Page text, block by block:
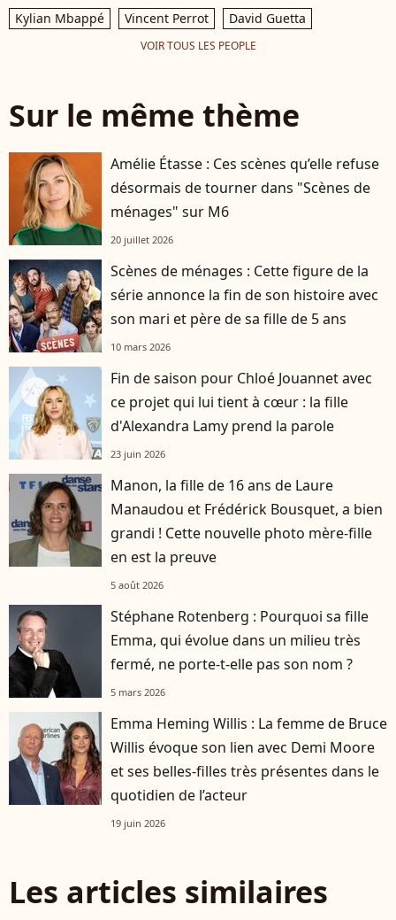
Kylian Mbappé
Vincent Perrot David Guetta
VOIR TOUS LES PEOPLE
Sur le même thème
Amélie Étasse : Ces scènes qu’elle refuse
désormais de tourner dans "Scènes de
ménages" sur M6
20 juillet 2026
Scènes de ménages : Cette figure de la
série annonce la fin de son histoire avec
son mari et père de sa fille de 5 ans
10 mars 2026
Fin de saison pour Chloé Jouannet avec
ce projet qui lui tient à cœur : la fille
d'Alexandra Lamy prend la parole
23 juin 2026
Manon, la fille de 16 ans de Laure
Manaudou et Frédérick Bousquet, a bien
grandi ! Cette nouvelle photo mère-fille
en est la preuve
5 août 2026
Stéphane Rotenberg : Pourquoi sa fille
Emma, qui évolue dans un milieu très
fermé, ne porte-t-elle pas son nom ?
5 mars 2026
Emma Heming Willis : La femme de Bruce
Willis évoque son lien avec Demi Moore
et ses belles-filles très présentes dans le
quotidien de l’acteur
19 juin 2026
Les articles similaires